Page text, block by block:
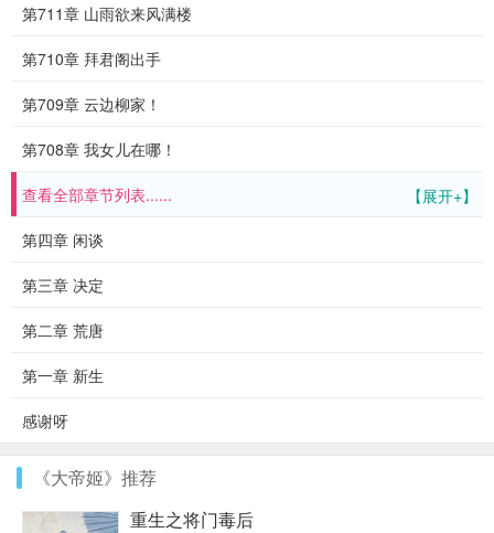
第711章 山雨欲来风满楼
第710章 拜君阁出手
第709章 云边柳家！
第708章 我女儿在哪！
【展开+】
查看全部章节列表......
第四章 闲谈
第三章 决定
第二章 荒唐
第一章 新生
感谢呀
《大帝姬》推荐
重生之将门毒后